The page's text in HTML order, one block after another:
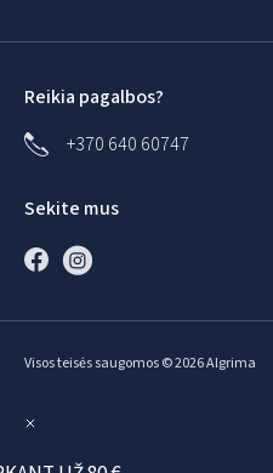
Reikia pagalbos?
+370 640 60747
Sekite mus
Visos teisės saugomos © 2026 Algrima